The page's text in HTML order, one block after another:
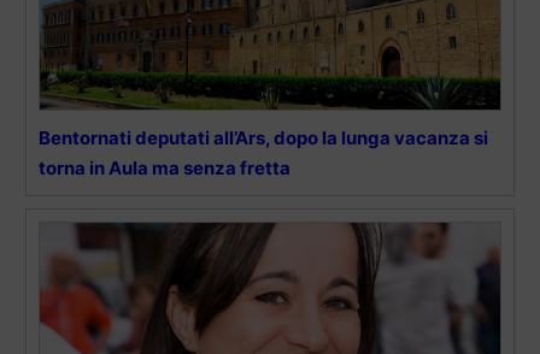
Bentornati deputati all’Ars, dopo la lunga vacanza si
torna in Aula ma senza fretta